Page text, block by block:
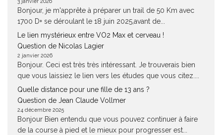
Bonjour, je m'apprête à préparer un trail de 50 Km avec
1700 D+ se déroulant le 18 juin 2025,avant de...
Le lien mystérieux entre VO2 Max et cerveau !
Question de Nicolas Lagier
2 janvier 2026
Bonjour. Ceci est très très intéressant. Je trouverais bien
que vous laissiez le lien vers les études que vous citez....
Quelle distance pour une fille de 13 ans ?
Question de Jean Claude Vollmer
24 décembre 2025
Bonjour Bien entendu que vous pouvez continuer à faire
de la course à pied et le mieux pour progresser est...